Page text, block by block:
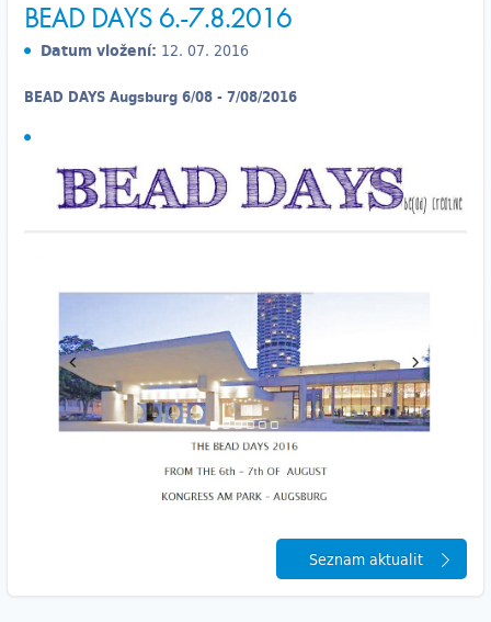
BEAD DAYS 6.-7.8.2016
Datum vložení: 12. 07. 2016
BEAD DAYS Augsburg 6/08 - 7/08/2016
Seznam aktualit